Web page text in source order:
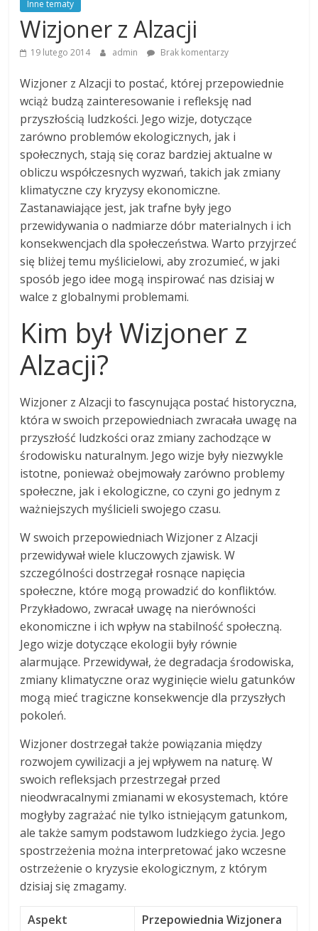
Inne tematy
Wizjoner z Alzacji
19 lutego 2014 admin Brak komentarzy
Wizjoner z Alzacji to postać, której przepowiednie
wciąż budzą zainteresowanie i refleksję nad
przyszłością ludzkości. Jego wizje, dotyczące
zarówno problemów ekologicznych, jak i
społecznych, stają się coraz bardziej aktualne w
obliczu współczesnych wyzwań, takich jak zmiany
klimatyczne czy kryzysy ekonomiczne.
Zastanawiające jest, jak trafne były jego
przewidywania o nadmiarze dóbr materialnych i ich
konsekwencjach dla społeczeństwa. Warto przyjrzeć
się bliżej temu myślicielowi, aby zrozumieć, w jaki
sposób jego idee mogą inspirować nas dzisiaj w
walce z globalnymi problemami.
Kim był Wizjoner z
Alzacji?
Wizjoner z Alzacji to fascynująca postać historyczna,
która w swoich przepowiedniach zwracała uwagę na
przyszłość ludzkości oraz zmiany zachodzące w
środowisku naturalnym. Jego wizje były niezwykle
istotne, ponieważ obejmowały zarówno problemy
społeczne, jak i ekologiczne, co czyni go jednym z
ważniejszych myślicieli swojego czasu.
W swoich przepowiedniach Wizjoner z Alzacji
przewidywał wiele kluczowych zjawisk. W
szczególności dostrzegał rosnące napięcia
społeczne, które mogą prowadzić do konfliktów.
Przykładowo, zwracał uwagę na nierówności
ekonomiczne i ich wpływ na stabilność społeczną.
Jego wizje dotyczące ekologii były równie
alarmujące. Przewidywał, że degradacja środowiska,
zmiany klimatyczne oraz wyginięcie wielu gatunków
mogą mieć tragiczne konsekwencje dla przyszłych
pokoleń.
Wizjoner dostrzegał także powiązania między
rozwojem cywilizacji a jej wpływem na naturę. W
swoich refleksjach przestrzegał przed
nieodwracalnymi zmianami w ekosystemach, które
mogłyby zagrażać nie tylko istniejącym gatunkom,
ale także samym podstawom ludzkiego życia. Jego
spostrzeżenia można interpretować jako wczesne
ostrzeżenie o kryzysie ekologicznym, z którym
dzisiaj się zmagamy.
Aspekt
Przepowiednia Wizjonera